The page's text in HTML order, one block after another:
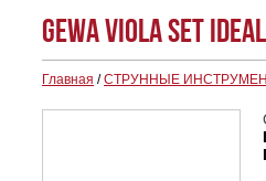
GEWA Viola Set
Главная /СТРУННЫЕ